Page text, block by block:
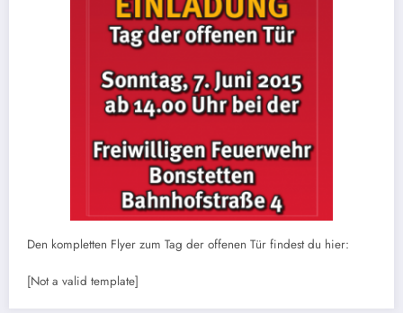
Den kompletten Flyer zum Tag der offenen Tür findest du hier:
[Not a valid template]